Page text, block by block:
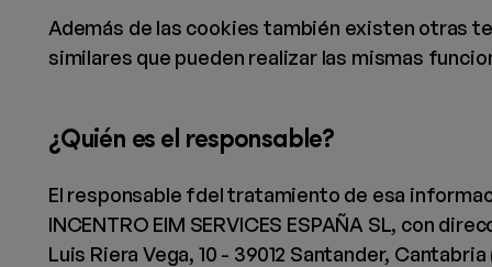
Además de las cookies también existen otras
similares que pueden realizar las mismas
¿Quién es el responsable?
El responsable fdel tratamiento de esa
INCENTRO EIM SERVICES ESPAÑA SL, con
Luis Riera Vega, 10 - 39012 Santander, Cantabria